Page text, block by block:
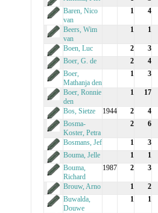
Baren, Nico
van
1 4
Beers, Wim
van
1 1
Boen, Luc 2 3
Boer, G. de
2 4
Boer,
Mathanja den
1 3
Boer, Ronnie
den
1 17
Bos, Sietze 1944 2 4
Bosma-
Koster, Petra
2 6
Bosmans, Jef 1 3
Bouma, Jelle
1 1
Bouma,
Richard
1987 2 3
Brouw, Arno 1 2
Buwalda,
Douwe
1 1